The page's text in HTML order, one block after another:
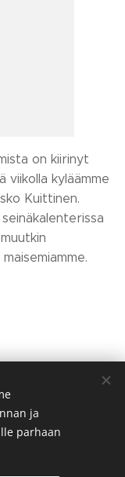
on kiirinyt
viikolla kyläämme
Kuittinen.
ja
parhaan